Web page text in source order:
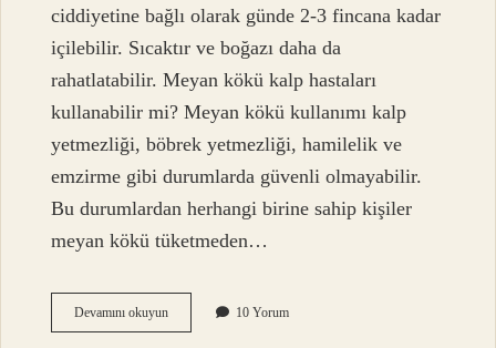
ciddiyetine bağlı olarak günde 2-3 fincana kadar
içilebilir. Sıcaktır ve boğazı daha da
rahatlatabilir. Meyan kökü kalp hastaları
kullanabilir mi? Meyan kökü kullanımı kalp
yetmezliği, böbrek yetmezliği, hamilelik ve
emzirme gibi durumlarda güvenli olmayabilir.
Bu durumlardan herhangi birine sahip kişiler
meyan kökü tüketmeden…
Devamını okuyunMeyan
Kökü
10 Yorum